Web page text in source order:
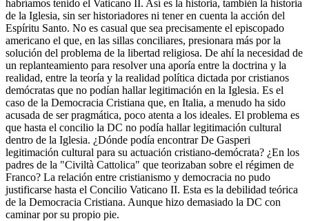
habríamos tenido el Vaticano II. Así es la historia, también la historia
de la Iglesia, sin ser historiadores ni tener en cuenta la acción del
Espíritu Santo. No es casual que sea precisamente el episcopado
americano el que, en las sillas conciliares, presionara más por la
solución del problema de la libertad religiosa. De ahí la necesidad de
un replanteamiento para resolver una aporía entre la doctrina y la
realidad, entre la teoría y la realidad política dictada por cristianos
demócratas que no podían hallar legitimación en la Iglesia. Es el
caso de la Democracia Cristiana que, en Italia, a menudo ha sido
acusada de ser pragmática, poco atenta a los ideales. El problema es
que hasta el concilio la DC no podía hallar legitimación cultural
dentro de la Iglesia. ¿Dónde podía encontrar De Gasperi
legitimación cultural para su actuación cristiano-demócrata? ¿En los
padres de la "Civiltà Cattolica" que teorizaban sobre el régimen de
Franco? La relación entre cristianismo y democracia no pudo
justificarse hasta el Concilio Vaticano II. Esta es la debilidad teórica
de la Democracia Cristiana. Aunque hizo demasiado la DC con
caminar por su propio pie.